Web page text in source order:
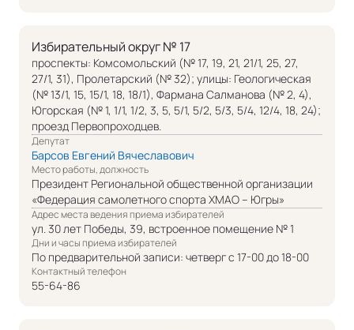
Избирательный округ № 17
проспекты: Комсомольский (№ 17, 19, 21, 21/1, 25, 27,
27/1, 31), Пролетарский (№ 32); улицы: Геологическая
(№ 13/1, 15, 15/1, 18, 18/1), Фармана Салманова (№ 2, 4),
Югорская (№ 1, 1/1, 1/2, 3, 5, 5/1, 5/2, 5/3, 5/4, 12/4, 18, 24);
проезд Первопроходцев.
Депутат
Барсов Евгений Вячеславович
Место работы, должность
Президент Региональной общественной организации
«Федерация самолетного спорта ХМАО – Югры»
Адрес места ведения приема избирателей
ул. 30 лет Победы, 39, встроенное помещение № 1
Дни и часы приема избирателей
По предварительной записи: четверг с 17-00 до 18-00
Контактный телефон
55-64-86